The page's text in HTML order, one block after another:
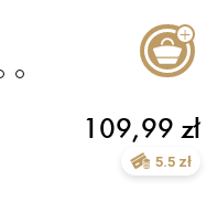
109,99 zł
5.5 zł